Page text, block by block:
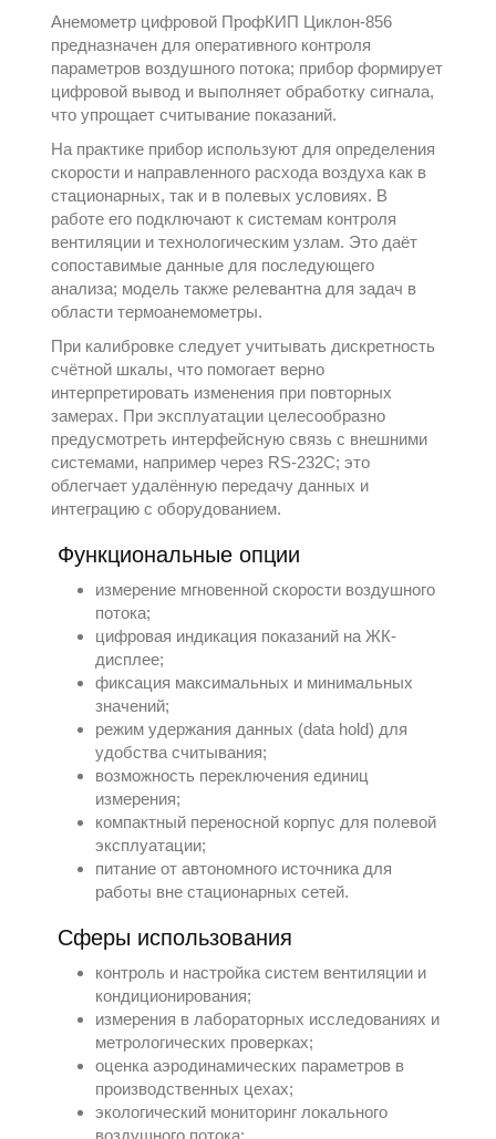
Анемометр цифровой ПрофКИП Циклон-856
предназначен для оперативного контроля
параметров воздушного потока; прибор формирует
цифровой вывод и выполняет обработку сигнала,
что упрощает считывание показаний.
На практике прибор используют для определения
скорости и направленного расхода воздуха как в
стационарных, так и в полевых условиях. В
работе его подключают к системам контроля
вентиляции и технологическим узлам. Это даёт
сопоставимые данные для последующего
анализа; модель также релевантна для задач в
областитермоанемометры.
При калибровке следует учитывать дискретность
счётной шкалы, что помогает верно
интерпретировать изменения при повторных
замерах. При эксплуатации целесообразно
предусмотреть интерфейсную связь с внешними
системами, например через RS-232C; это
облегчает удалённую передачу данных и
интеграцию с оборудованием.
Функциональные опции
измерение мгновенной скорости воздушного
потока;
цифровая индикация показаний на ЖК-
дисплее;
фиксация максимальных и минимальных
значений;
режим удержания данных (data hold) для
удобства считывания;
возможность переключения единиц
измерения;
компактный переносной корпус для полевой
эксплуатации;
питание от автономного источника для
работы вне стационарных сетей.
Сферы использования
контроль и настройка систем вентиляции и
кондиционирования;
измерения в лабораторных исследованиях и
метрологических проверках;
оценка аэродинамических параметров в
производственных цехах;
экологический мониторинг локального
воздушного потока;